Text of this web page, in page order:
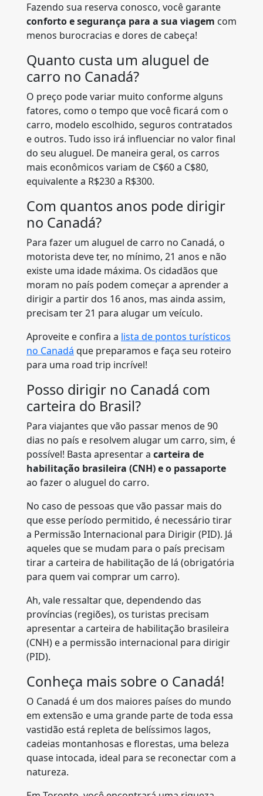
Fazendo sua reserva conosco, você garante
conforto e segurança para a sua viagem com
menos burocracias e dores de cabeça!
Quanto custa um aluguel de
carro no Canadá?
O preço pode variar muito conforme alguns
fatores, como o tempo que você ficará com o
carro, modelo escolhido, seguros contratados
e outros. Tudo isso irá influenciar no valor final
do seu aluguel. De maneira geral, os carros
mais econômicos variam de C$60 a C$80,
equivalente a R$230 a R$300.
Com quantos anos pode dirigir
no Canadá?
Para fazer um aluguel de carro no Canadá, o
motorista deve ter, no mínimo, 21 anos e não
existe uma idade máxima. Os cidadãos que
moram no país podem começar a aprender a
dirigir a partir dos 16 anos, mas ainda assim,
precisam ter 21 para alugar um veículo.
Aproveite e confira a lista de pontos turísticos
no Canadá que preparamos e faça seu roteiro
para uma road trip incrível!
Posso dirigir no Canadá com
carteira do Brasil?
Para viajantes que vão passar menos de 90
dias no país e resolvem alugar um carro, sim, é
possível! Basta apresentar a carteira de
habilitação brasileira (CNH) e o passaporte
ao fazer o aluguel do carro.
No caso de pessoas que vão passar mais do
que esse período permitido, é necessário tirar
a Permissão Internacional para Dirigir (PID). Já
aqueles que se mudam para o país precisam
tirar a carteira de habilitação de lá (obrigatória
para quem vai comprar um carro).
Ah, vale ressaltar que, dependendo das
províncias (regiões), os turistas precisam
apresentar a carteira de habilitação brasileira
(CNH) e a permissão internacional para dirigir
(PID).
Conheça mais sobre o Canadá!
O Canadá é um dos maiores países do mundo
em extensão e uma grande parte de toda essa
vastidão está repleta de belíssimos lagos,
cadeias montanhosas e florestas, uma beleza
quase intocada, ideal para se reconectar com a
natureza.